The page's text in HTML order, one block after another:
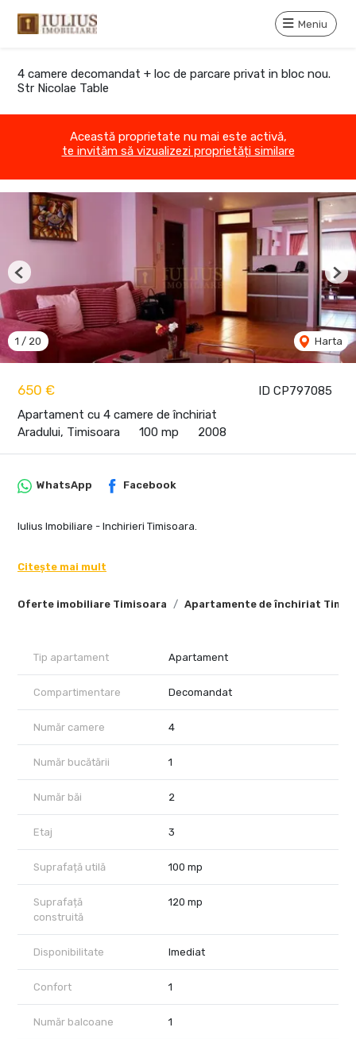
Meniu
4 camere decomandat + loc de parcare privat in bloc nou.
Str Nicolae Table
Această proprietate nu mai este activă,
te invităm să vizualizezi proprietăți similare
ID CP797085
650 €
Apartament cu 4 camere de închiriat
Aradului, Timisoara
100 mp 2008
1 / 20 Harta
Previous
Oferte imobiliare Timisoara Apartamente de închiriat
WhatsApp Facebook
Iulius Imobiliare - Inchirieri Timisoara.
Citește mai mult
Tip apartament Apartament
Compartimentare Decomandat
Număr camere 4
Număr bucătării 1
Număr băi 2
Etaj 3
Suprafață utilă 100 mp
Suprafață
construită
120 mp
Disponibilitate Imediat
Confort 1
Număr balcoane 1